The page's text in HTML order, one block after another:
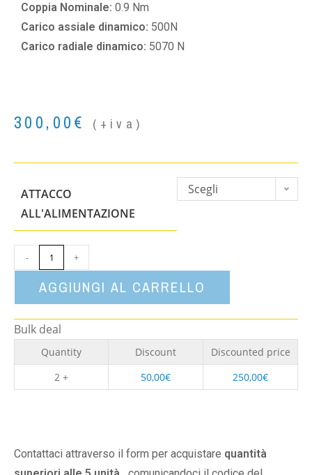
Coppia Nominale: 0.9 Nm
Carico assiale dinamico: 500N
Carico radiale dinamico: 5070 N
300,00€ (+iva)
ATTACCO
ALL'ALIMENTAZIONE
Scegli
- +
AGGIUNGI AL CARRELLO
Bulk deal
Quantity Discount
Discounted price
2 +
50,00€ 250,00€
Contattaci attraverso il form per acquistare quantità